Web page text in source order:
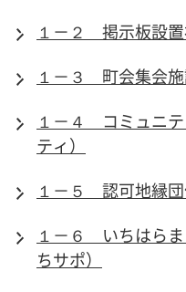
１－２ 掲示板設
１－３ 町会集会
１－４ コミュニテ
ティ）
１－５ 認可地縁団
１－６ いちはらま
ちサポ）